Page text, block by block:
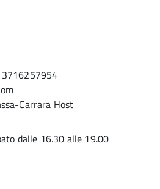
3716257954
Carrara Host
dalle 16.30 alle 19.00